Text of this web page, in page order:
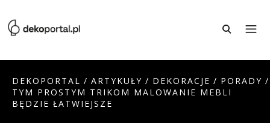
DEKOPORTAL / ARTYKUŁY / DEKORACJE / PORADY /
TYM PROSTYM TRIKOM MALOWANIE MEBLI
BĘDZIE ŁATWIEJSZE